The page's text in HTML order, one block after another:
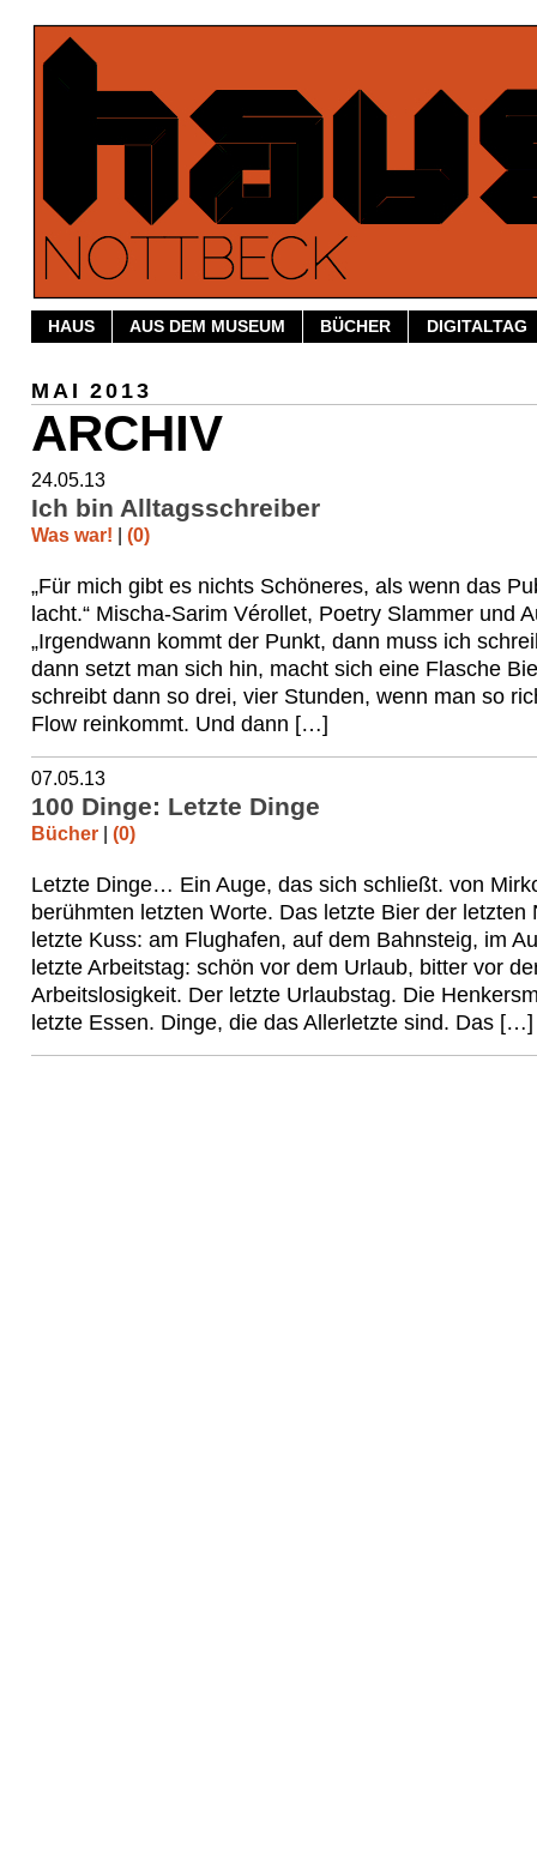
HAUS AUS DEM MUSEUM BÜCHER DIGITALTAG
MAI 2013
ARCHIV
24.05.13
Ich bin Alltagsschreiber
Was war! | (0)
„Für mich gibt es nichts Schöneres, als wenn das
lacht.“ Mischa-Sarim Vérollet, Poetry Slammer und
„Irgendwann kommt der Punkt, dann muss ich
dann setzt man sich hin, macht sich eine Flasche
schreibt dann so drei, vier Stunden, wenn man so
Flow reinkommt. Und dann […]
07.05.13
100 Dinge: Letzte Dinge
Bücher | (0)
Letzte Dinge… Ein Auge, das sich schließt. von
berühmten letzten Worte. Das letzte Bier der letzten
letzte Kuss: am Flughafen, auf dem Bahnsteig, im
letzte Arbeitstag: schön vor dem Urlaub, bitter vor
Arbeitslosigkeit. Der letzte Urlaubstag. Die
letzte Essen. Dinge, die das Allerletzte sind. Das […]